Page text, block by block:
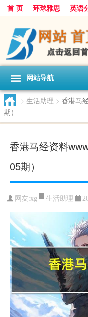
首 页 环球雅思 英语
网站导航
> 生活助理 > 香港马
期）
香港马经资料
05期）
网友:xg 生活助理